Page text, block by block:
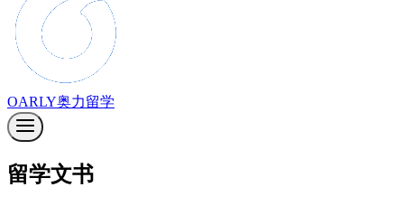
OARLY奥力留学
留学文书